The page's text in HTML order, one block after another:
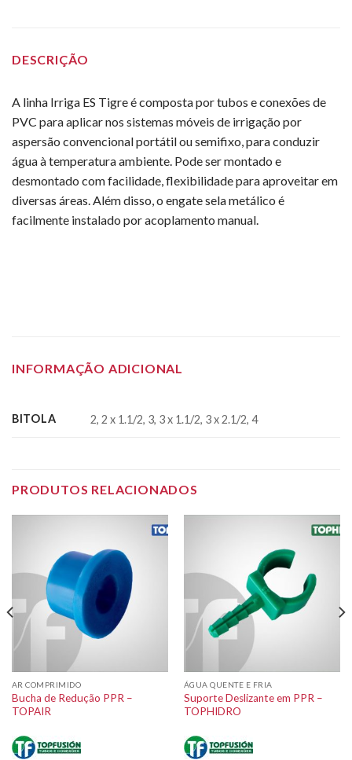
DESCRIÇÃO
A linha Irriga ES Tigre é composta por tubos e conexões de
PVC para aplicar nos sistemas móveis de irrigação por
aspersão convencional portátil ou semifixo, para conduzir
água à temperatura ambiente. Pode ser montado e
desmontado com facilidade, flexibilidade para aproveitar em
diversas áreas. Além disso, o engate sela metálico é
facilmente instalado por acoplamento manual.
INFORMAÇÃO ADICIONAL
BITOLA 2, 2 x 1.1/2, 3, 3 x 1.1/2, 3 x 2.1/2, 4
PRODUTOS RELACIONADOS
AR COMPRIMIDO
Bucha de Redução PPR –
TOPAIR
ÁGUA QUENTE E FRIA
Suporte Deslizante em PPR –
TOPHIDRO